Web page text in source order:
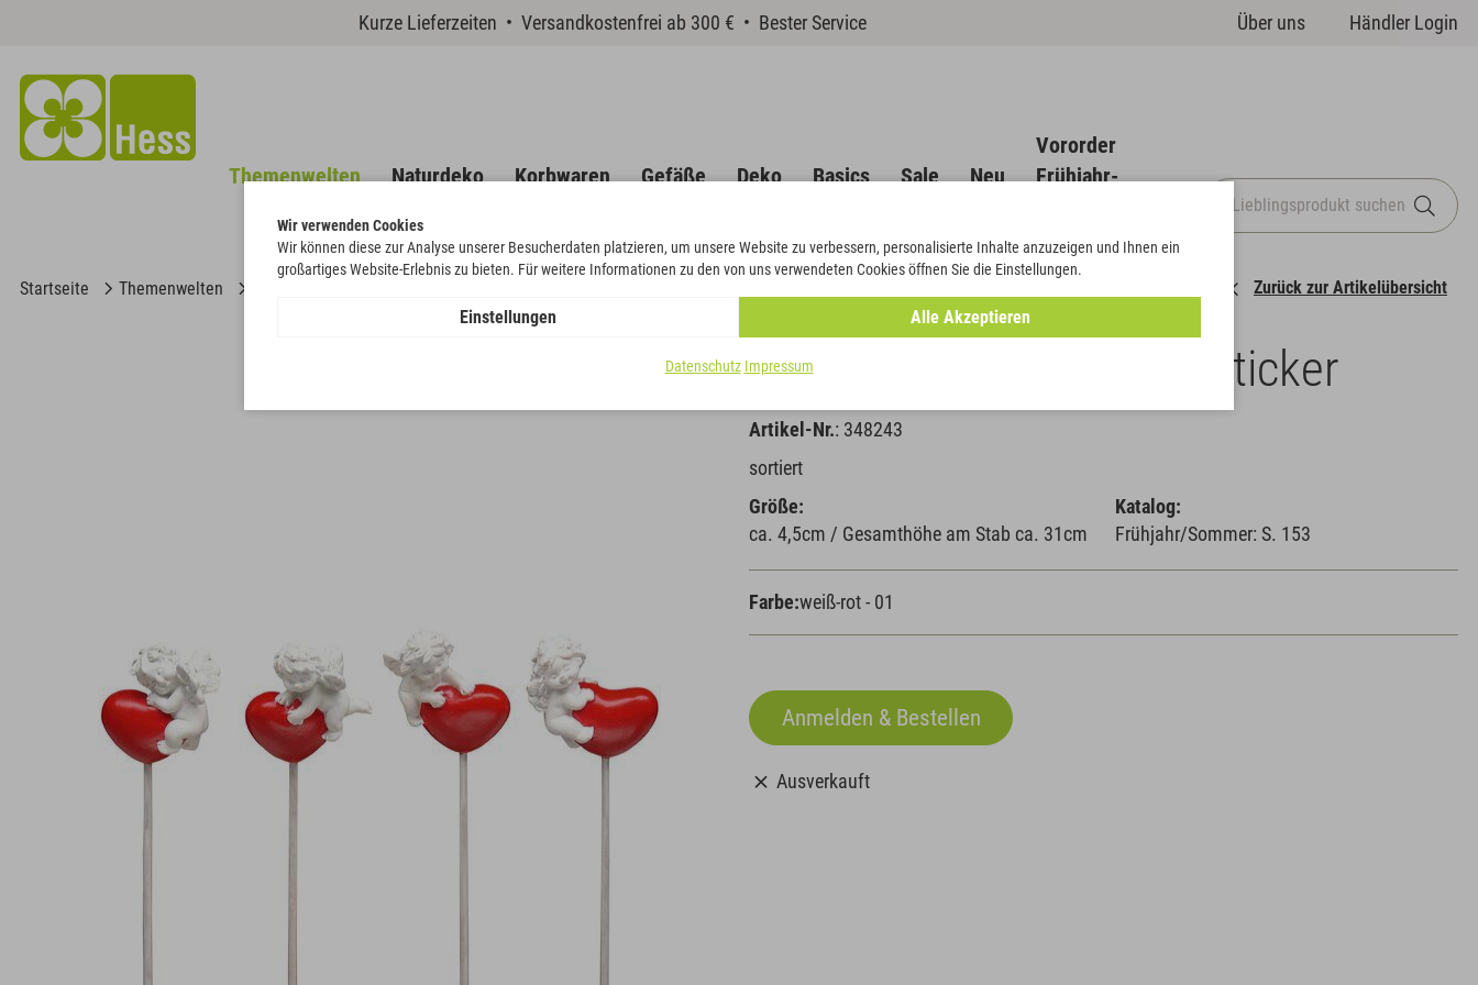
Kurze Lieferzeiten • Versandkostenfrei ab 300 € • Bester Service Über uns Händler Login
Themenwelten Naturdeko Korbwaren Gefäße Deko Basics Sale Neu
Vororder
Frühjahr-
Startseite Themenwelten Zurück zur Artikelübersicht
Poly-Engel Igor auf Herzsticker
Artikel-Nr.: 348243
sortiert
Größe:
ca. 4,5cm / Gesamthöhe am Stab ca. 31cm
Katalog:
Frühjahr/Sommer: S. 153
Farbe:weiß-rot - 01
Ausverkauft
Wir verwenden Cookies
Wir können diese zur Analyse unserer Besucherdaten platzieren, um unsere Website zu verbessern, personalisierte Inhalte anzuzeigen und Ihnen ein
großartiges Website-Erlebnis zu bieten. Für weitere Informationen zu den von uns verwendeten Cookies öffnen Sie die Einstellungen.
Einstellungen Alle Akzeptieren
Datenschutz Impressum